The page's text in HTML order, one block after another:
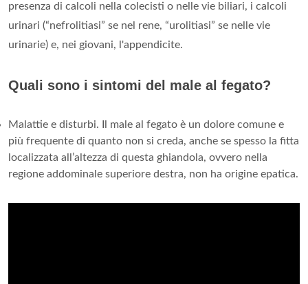
presenza di calcoli nella colecisti o nelle vie biliari, i calcoli
urinari (“nefrolitiasi” se nel rene, “urolitiasi” se nelle vie
urinarie) e, nei giovani, l'appendicite.
Quali sono i sintomi del male al fegato?
Malattie e disturbi. Il male al fegato è un dolore comune e
più frequente di quanto non si creda, anche se spesso la fitta
localizzata all’altezza di questa ghiandola, ovvero nella
regione addominale superiore destra, non ha origine epatica.